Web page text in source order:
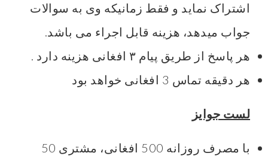
اشتراک نماید و فقط زمانیکه وی به سوالات
جواب میدهد، هزینه قابل اجراء می باشد.
هر پاسخ از طریق پیام ۳ افغانی هزینه دارد .
هر دقیقه تماس 3 افغانی خواهد بود
لست جوایز
با مصرف روزانه 500 افغانی، مشتری 50